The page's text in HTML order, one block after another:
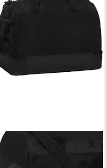
UHLSPORT
Sporttasche Sporttasche
ESSENTIAL 50 L (1-tlg)